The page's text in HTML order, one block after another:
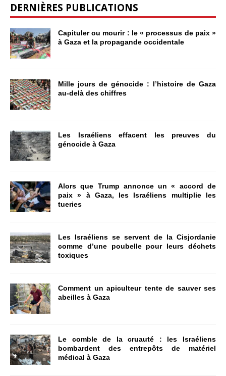
DERNIÈRES PUBLICATIONS
Capituler ou mourir : le « processus de paix »
à Gaza et la propagande occidentale
Mille jours de génocide : l’histoire de Gaza
au-delà des chiffres
Les Israéliens effacent les preuves du
génocide à Gaza
Alors que Trump annonce un « accord de
paix » à Gaza, les Israéliens multiplie les
tueries
Les Israéliens se servent de la Cisjordanie
comme d’une poubelle pour leurs déchets
toxiques
Comment un apiculteur tente de sauver ses
abeilles à Gaza
Le comble de la cruauté : les Israéliens
bombardent des entrepôts de matériel
médical à Gaza